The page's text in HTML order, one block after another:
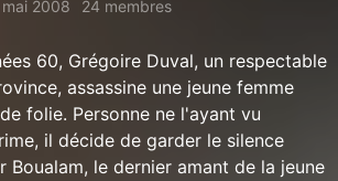
mai 2008 24 membres
60, Grégoire Duval, un respectable
assassine une jeune femme
folie. Personne ne l'ayant vu
il décide de garder le silence
Boualam, le dernier amant de la jeune